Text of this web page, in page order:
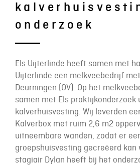
onderzoek
Els Uijterlinde heeft samen met
Uijterlinde een melkveebedrijf
Deurningen (OV). Op het
samen met Els praktijkonderzoek
kalverhuisvesting. Wij leverden
Kalverbox met ruim 2,6 m2
uitneembare wanden, zodat er
groepshuisvesting gecreëerd kan
stagiair Dylan heeft bij het